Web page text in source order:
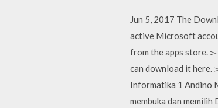
Jun 5, 2017 The
active Microsoft
from the apps store.
can download it here.
Informatika 1 Andino
membuka dan